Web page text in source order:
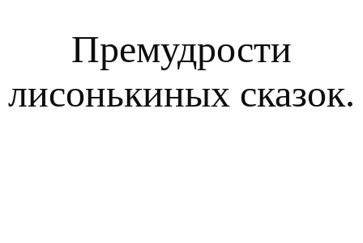
Премудрости
лисонькиных сказок.